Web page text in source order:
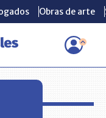
Obras de arte
Obras de arte